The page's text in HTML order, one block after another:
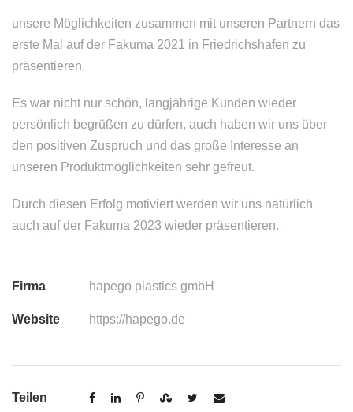
unsere Möglichkeiten zusammen mit unseren Partnern das
erste Mal auf der Fakuma 2021 in Friedrichshafen zu
präsentieren.
Es war nicht nur schön, langjährige Kunden wieder
persönlich begrüßen zu dürfen, auch haben wir uns über
den positiven Zuspruch und das große Interesse an
unseren Produktmöglichkeiten sehr gefreut.
Durch diesen Erfolg motiviert werden wir uns natürlich
auch auf der Fakuma 2023 wieder präsentieren.
Firma hapego plastics gmbH
Website https://hapego.de
Teilen